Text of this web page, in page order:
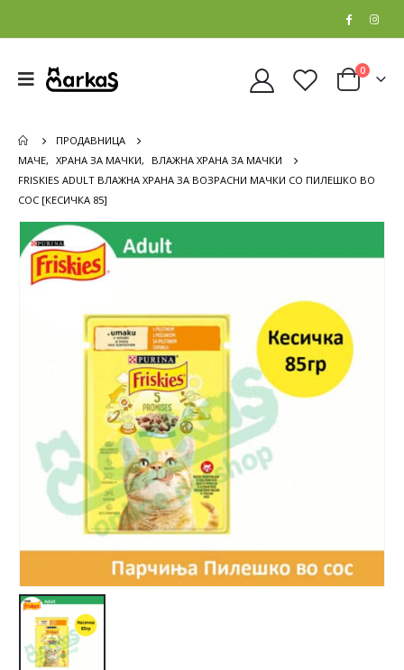
0
ПРОДАВНИЦА
МАЧЕ, ХРАНА ЗА МАЧКИ,
ВЛАЖНА ХРАНА ЗА МАЧКИ
FRISKIES ADULT ВЛАЖНА ХРАНА ЗА ВОЗРАСНИ МАЧКИ СО ПИЛЕШКО ВО
СОС [КЕСИЧКА 85]